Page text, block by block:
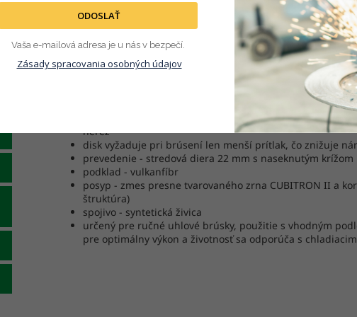
Popis Parametre
Podrobný popis
vhodný na nerezovej ocele a neželezné kovy - hliník, titán
na brúsenie, odstraňovanie zvarov, zrážanie hrán a pod.
vykazuje rýchlejší úber a dlhšiu životnosť ako
nerez
disk vyžaduje pri brúsení len menší prítlak, čo znižuje
prevedenie - stredová diera 22 mm s naseknutým krížom
podklad - vulkanfíbr
posyp - zmes presne tvarovaného zrna CUBITRON II a
štruktúra)
spojivo - syntetická živica
určený pre ručné uhlové brúsky, použitie s vhodným
pre optimálny výkon a životnosť sa odporúča s
ODOSLAŤ
Vaša e-mailová adresa je u nás v bezpečí.
Zásady spracovania osobných údajov